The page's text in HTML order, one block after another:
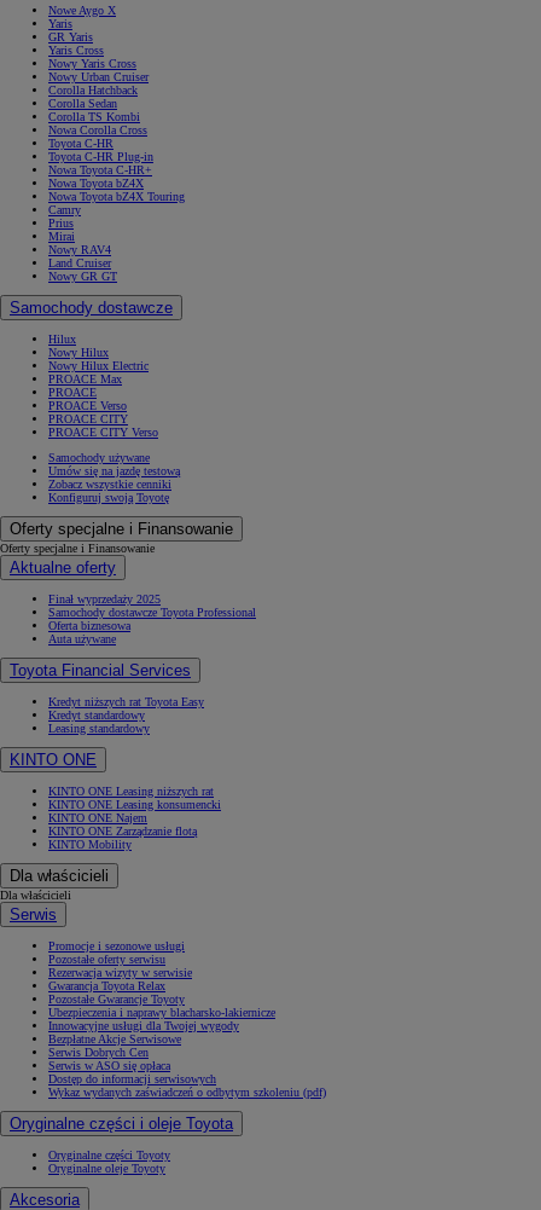
Nowe Aygo X
Yaris
GR Yaris
Yaris Cross
Nowy Yaris Cross
Nowy Urban Cruiser
Corolla Hatchback
Corolla Sedan
Corolla TS Kombi
Nowa Corolla Cross
Toyota C-HR
Toyota C-HR Plug-in
Nowa Toyota C-HR+
Nowa Toyota bZ4X
Nowa Toyota bZ4X Touring
Camry
Prius
Mirai
Nowy RAV4
Land Cruiser
Nowy GR GT
Samochody dostawcze
Hilux
Nowy Hilux
Nowy Hilux Electric
PROACE Max
PROACE
PROACE Verso
PROACE CITY
PROACE CITY Verso
Samochody używane
Umów się na jazdę testową
Zobacz wszystkie cenniki
Konfiguruj swoją Toyotę
Oferty specjalne i Finansowanie
Oferty specjalne i Finansowanie
Aktualne oferty
Finał wyprzedaży 2025
Samochody dostawcze Toyota Professional
Oferta biznesowa
Auta używane
Toyota Financial Services
Kredyt niższych rat Toyota Easy
Kredyt standardowy
Leasing standardowy
KINTO ONE
KINTO ONE Leasing niższych rat
KINTO ONE Leasing konsumencki
KINTO ONE Najem
KINTO ONE Zarządzanie flotą
KINTO Mobility
Dla właścicieli
Dla właścicieli
Serwis
Promocje i sezonowe usługi
Pozostałe oferty serwisu
Rezerwacja wizyty w serwisie
Gwarancja Toyota Relax
Pozostałe Gwarancje Toyoty
Ubezpieczenia i naprawy blacharsko-lakiernicze
Innowacyjne usługi dla Twojej wygody
Bezpłatne Akcje Serwisowe
Serwis Dobrych Cen
Serwis w ASO się opłaca
Dostęp do informacji serwisowych
Wykaz wydanych zaświadczeń o odbytym szkoleniu (pdf)
Oryginalne części i oleje Toyota
Oryginalne części Toyoty
Oryginalne oleje Toyoty
Akcesoria